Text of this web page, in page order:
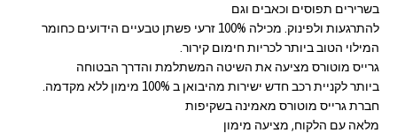
בשרירים תפוסים וכאבים וגם
להתרגעות ולפינוק. מכילה 100% זרעי פשתן טבעיים הידועים כחומר
המילוי הטוב ביותר לכריות חימום קירור.
גרייס מוטורס מציעה את השיטה המשתלמת והדרך הבטוחה
ביותר לקניית רכב חדש ישירות מהיבואן ב 100% מימון ללא מקדמה.
חברת גרייס מוטורס מאמינה בשקיפות
מלאה עם הלקוח, מציעה מימון